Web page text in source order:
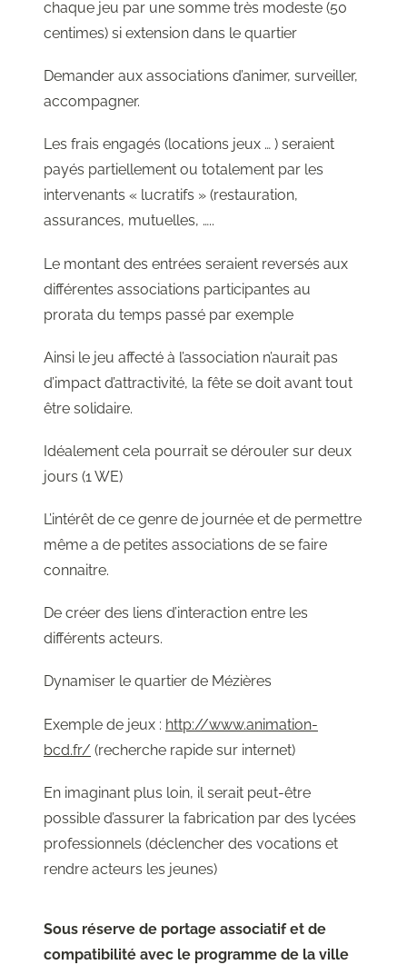
chaque jeu par une somme très modeste (50
centimes) si extension dans le quartier
Demander aux associations d’animer, surveiller,
accompagner.
Les frais engagés (locations jeux … ) seraient
payés partiellement ou totalement par les
intervenants « lucratifs » (restauration,
assurances, mutuelles, …..
Le montant des entrées seraient reversés aux
différentes associations participantes au
prorata du temps passé par exemple
Ainsi le jeu affecté à l’association n’aurait pas
d’impact d’attractivité, la fête se doit avant tout
être solidaire.
Idéalement cela pourrait se dérouler sur deux
jours (1 WE)
L’intérêt de ce genre de journée et de permettre
même a de petites associations de se faire
connaitre.
De créer des liens d’interaction entre les
différents acteurs.
Dynamiser le quartier de Mézières
Exemple de jeux : http://www.animation-
bcd.fr/ (recherche rapide sur internet)
En imaginant plus loin, il serait peut-être
possible d’assurer la fabrication par des lycées
professionnels (déclencher des vocations et
rendre acteurs les jeunes)
Sous réserve de portage associatif et de
compatibilité avec le programme de la ville